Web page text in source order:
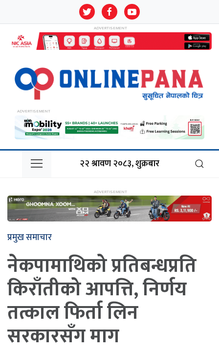
२२ श्रावण २०८३, शुक्रबार
प्रमुख समाचार
नेकपामाथिको प्रतिबन्धप्रति
किराँतीको आपत्ति, निर्णय
तत्काल फिर्ता लिन
सरकारसँग माग